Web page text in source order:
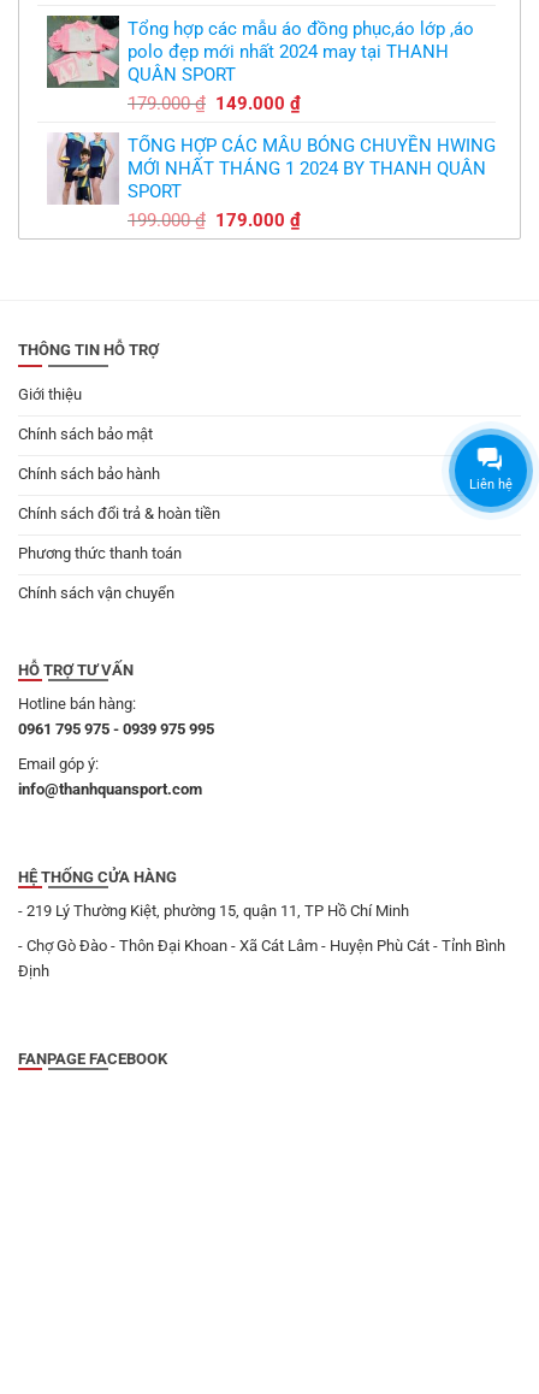
là:
179.000 ₫.
tại
là:
Tổng hợp các mẫu áo đồng phục,áo lớp ,áo
polo đẹp mới nhất 2024 may tại THANH
QUÂN SPORT
179.000₫ Giá
là:
179.000 ₫.
149.000₫Giá
tại
là:
TỔNG HỢP CÁC MẪU BÓNG CHUYỀN HWING
MỚI NHẤT THÁNG 1 2024 BY THANH QUÂN
SPORT
199.000₫ Giá
gốc
179.000₫Giá
hiện
THÔNG TIN HỖ TRỢ
Giới thiệu
Chính sách bảo mật
Chính sách bảo hành
Chính sách đổi trả & hoàn tiền
Phương thức thanh toán
Chính sách vận chuyển
HỖ TRỢ TƯ VẤN
Hotline bán hàng:
0961 795 975 - 0939 975 995
Email góp ý:
info@thanhquansport.com
HỆ THỐNG CỬA HÀNG
- 219 Lý Thường Kiệt, phường 15, quận 11, TP Hồ Chí Minh
- Chợ Gò Đào - Thôn Đại Khoan - Xã Cát Lâm - Huyện Phù Cát - Tỉnh Bình
Định
FANPAGE FACEBOOK
Liên hệ